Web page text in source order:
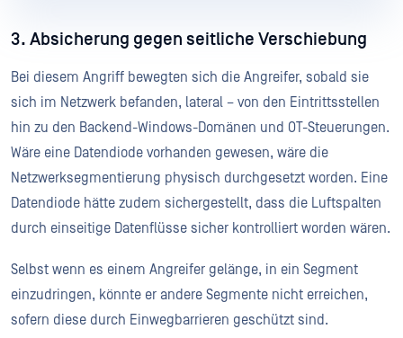
3. Absicherung gegen seitliche Verschiebung
Bei diesem Angriff bewegten sich die Angreifer, sobald sie
sich im Netzwerk befanden, lateral – von den Eintrittsstellen
hin zu den Backend-Windows-Domänen und OT-Steuerungen.
Wäre eine Datendiode vorhanden gewesen, wäre die
Netzwerksegmentierung physisch durchgesetzt worden. Eine
Datendiode hätte zudem sichergestellt, dass die Luftspalten
durch einseitige Datenflüsse sicher kontrolliert worden wären.
Selbst wenn es einem Angreifer gelänge, in ein Segment
einzudringen, könnte er andere Segmente nicht erreichen,
sofern diese durch Einwegbarrieren geschützt sind.